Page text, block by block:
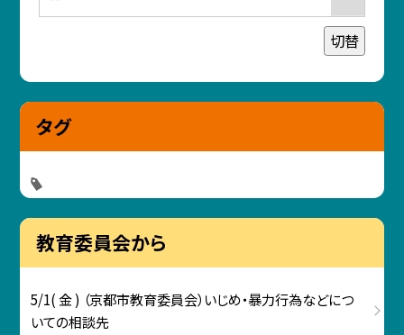
切替
タグ
教育委員会から
5/1( 金 ) （京都市教育委員会）いじめ・暴力行為などにつ
いての相談先